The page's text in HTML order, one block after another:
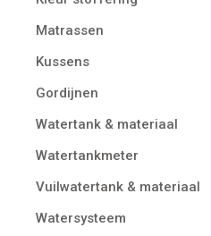
Matrassen
Kussens
Gordijnen
Watertank & materiaal
Watertankmeter
Vuilwatertank & materiaal
Watersysteem